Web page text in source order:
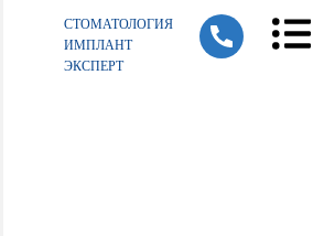
СТОМАТОЛОГИЯ
ИМПЛАНТ
ЭКСПЕРТ